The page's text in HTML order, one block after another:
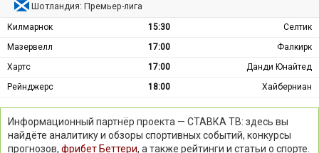
Шотландия: Премьер-лига
Килмарнок 15:30
Селтик
Мазервелл
17:00
Фалкирк
Хартс
17:00
Данди Юнайтед
Рейнджерс
18:00 Хайберниан
Информационный партнёр проекта — СТАВКА ТВ: здесь вы
найдёте аналитику и обзоры спортивных событий, конкурсы
прогнозов, фрибет Беттери, а также рейтинги и статьи о спорте.